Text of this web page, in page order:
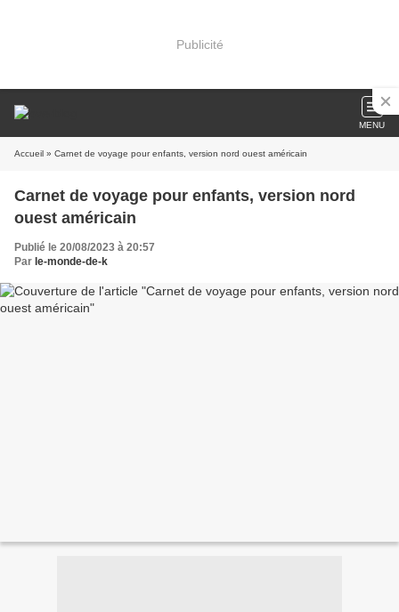
Publicité
MENU
Accueil » Carnet de voyage pour enfants, version nord ouest américain
Carnet de voyage pour enfants, version nord
ouest américain
Publié le 20/08/2023 à 20:57
Par le-monde-de-k